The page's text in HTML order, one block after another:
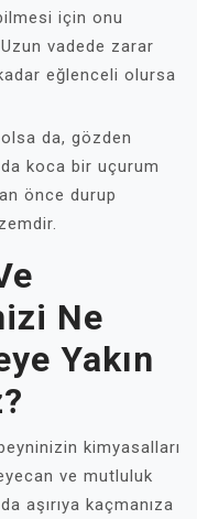
için onu
vadede zarar
eğlenceli olursa
da, gözden
koca bir uçurum
önce durup
Ne
Yakın
kimyasalları
ve mutluluk
aşırıya kaçmanıza